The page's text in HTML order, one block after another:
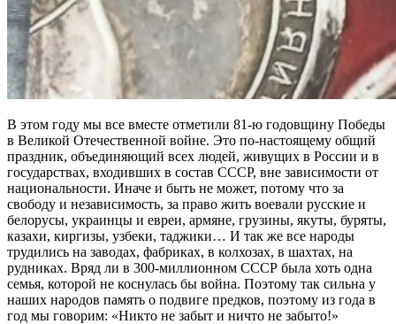
В этом году мы все вместе отметили 81-ю годовщину Победы
в Великой Отечественной войне. Это по-настоящему общий
праздник, объединяющий всех людей, живущих в России и в
государствах, входивших в состав СССР, вне зависимости от
национальности. Иначе и быть не может, потому что за
свободу и независимость, за право жить воевали русские и
белорусы, украинцы и евреи, армяне, грузины, якуты, буряты,
казахи, киргизы, узбеки, таджики… И так же все народы
трудились на заводах, фабриках, в колхозах, в шахтах, на
рудниках. Вряд ли в 300-миллионном СССР была хоть одна
семья, которой не коснулась бы война. Поэтому так сильна у
наших народов память о подвиге предков, поэтому из года в
год мы говорим: «Никто не забыт и ничто не забыто!»